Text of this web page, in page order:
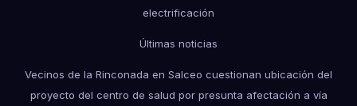
electrificación
Últimas noticias
Vecinos de la Rinconada en Salceo cuestionan ubicación del
proyecto del centro de salud por presunta afectación a vía